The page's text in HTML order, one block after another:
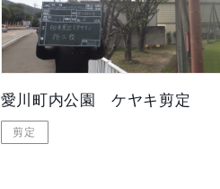
愛川町内公園 ケヤキ剪定
剪定